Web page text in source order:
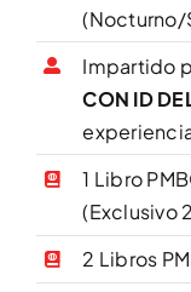
(Nocturno/
Impartido
CON ID
1 Libro
(Exclusivo
2 Libros